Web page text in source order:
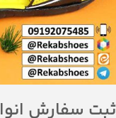
ثبت سفارش